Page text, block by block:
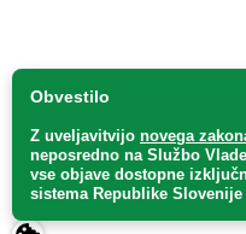
Obvestilo
Z uveljavitvijo novega
neposredno na Službo
vse objave dostopne
sistema Republike